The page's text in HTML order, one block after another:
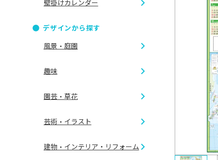
ダブルリ
リング製
CDケース
壁掛けカレンダー
B2切 46/
B6切 46/
A倍6切
デザインから探す
風景・庭園
四季の情
世界の風
趣味
アイドル
園芸・草花
ガーデニ
芸術・イラスト
イラスト
建物・インテリア・リフォーム